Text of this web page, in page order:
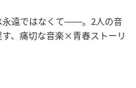
永遠ではなくて――。2人の音
、痛切な音楽×青春ストーリ